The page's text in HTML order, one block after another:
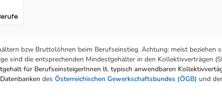
bzw Bruttolöhnen beim Berufseinstieg. Achtung: meist beziehen
sind die entsprechenden Mindestgehälter in den Kollektivverträgen
für BerufseinsteigerInnen lt. typisch anwendbaren
des Österreichischen Gewerkschaftsbundes (ÖGB) und der